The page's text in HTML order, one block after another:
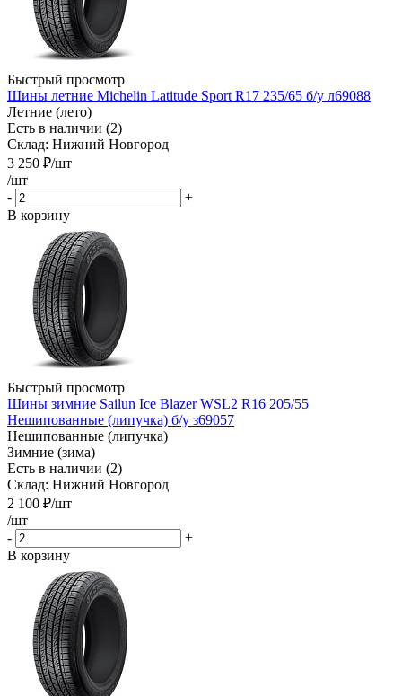
Быстрый просмотр
Шины летние Michelin Latitude Sport R17 235/65 б/у л69088
Летние (лето)
Есть в наличии (2)
Склад: Нижний Новгород
3 250 ₽/шт
/шт
-
+
В корзину
Быстрый просмотр
Шины зимние Sailun Ice Blazer WSL2 R16 205/55
Нешипованные (липучка) б/у з69057
Нешипованные (липучка)
Зимние (зима)
Есть в наличии (2)
Склад: Нижний Новгород
2 100 ₽/шт
/шт
-
+
В корзину